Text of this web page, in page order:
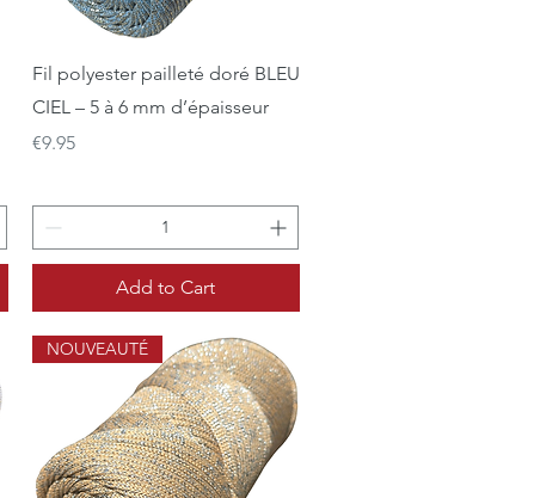
Quick View
Fil polyester pailleté doré BLEU
CIEL – 5 à 6 mm d’épaisseur
Price
€9.95
Add to Cart
NOUVEAUTÉ